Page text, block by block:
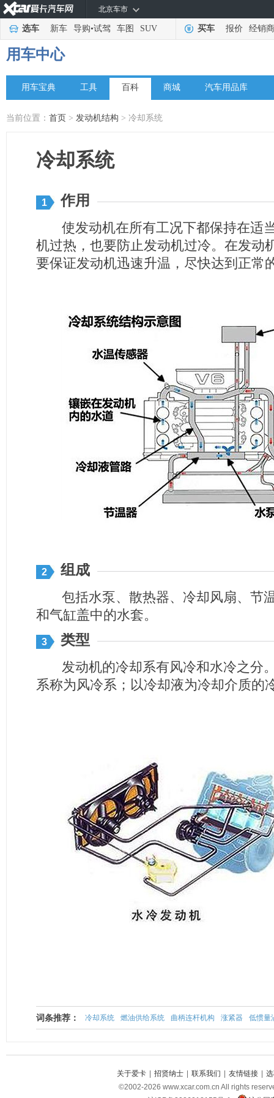
北京车市
选车 新车 导购•试驾 车图 SUV 买车 报价 经销商
用车中心
用车宝典 工具 百科 商城 汽车用品库
当前位置： 首页 > 发动机结构 > 冷却系统
冷却系统
1 作用
使发动机在所有工况下都保持在适
机过热，也要防止发动机过冷。在发动
要保证发动机迅速升温，尽快达到正常
2 组成
包括水泵、散热器、冷却风扇、节
和气缸盖中的水套。
3 类型
发动机的冷却系有风冷和水冷之分
系称为风冷系；以冷却液为冷却介质的
词条推荐： 冷却系统 燃油供给系统 曲柄连杆机构 涨紧器 低惯量
关于爱卡 招贤纳士 联系我们 友情链接
©2002-2026 www.xcar.com.cn All rights